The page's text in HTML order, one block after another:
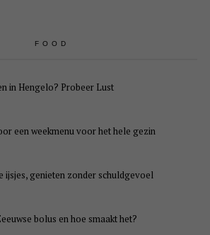
FOOD
in Hengelo? Probeer Lust
een weekmenu voor het hele gezin
ijsjes, genieten zonder schuldgevoel
bolus en hoe smaakt het?